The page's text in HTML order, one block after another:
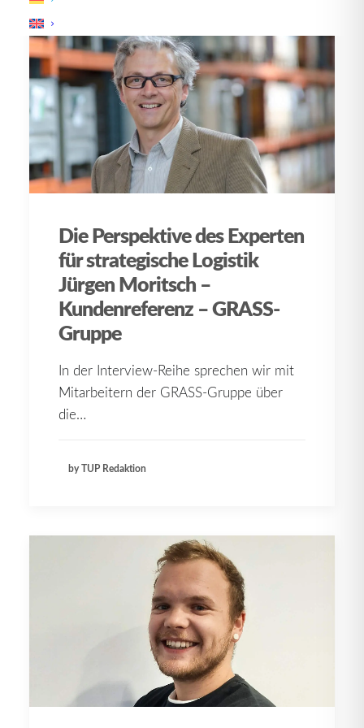
Die Perspektive des Experten
für strategische Logistik
Jürgen Moritsch –
Kundenreferenz – GRASS-
Gruppe
In der Interview-Reihe sprechen wir mit
Mitarbeitern der GRASS-Gruppe über
die…
by TUP Redaktion